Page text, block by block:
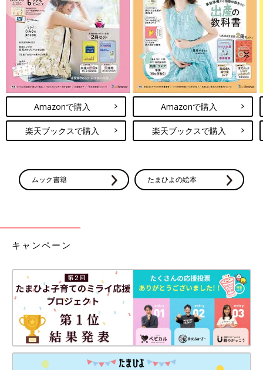
Amazonで購入
楽天ブックスで購入
Amazonで購入
楽天ブックスで購入
ムック書籍 たまひよの絵本
キャンペーン